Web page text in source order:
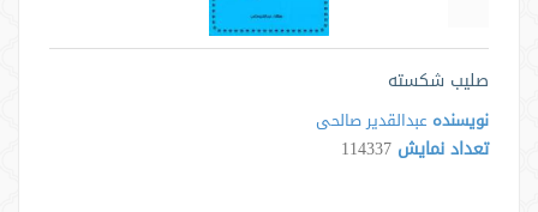
صلیب شکسته
نویسنده عبدالقدیر صالحی
تعداد نمایش 114337